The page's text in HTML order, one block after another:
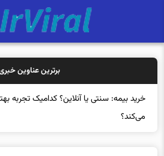
برترین عناوین
خرید بیمه: سنتی یا آنلاین؟ کدامیک تجربه
می‌کند؟